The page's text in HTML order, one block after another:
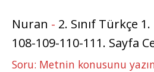
Nuran - 2. Sınıf Türkçe
108-109-110-111. Sayfa
Soru: Metnin konusunu